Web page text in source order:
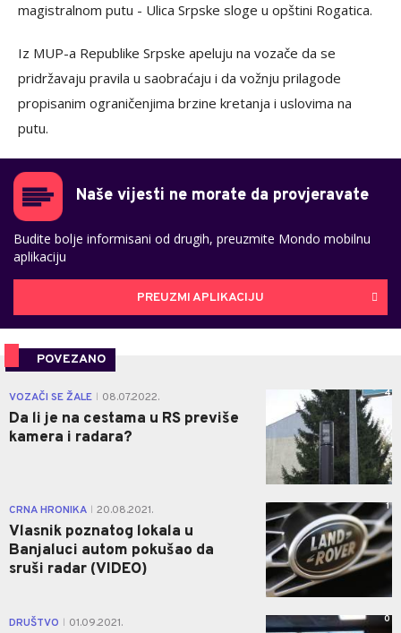
magistralnom putu - Ulica Srpske sloge u opštini Rogatica.
Iz MUP-a Republike Srpske apeluju na vozače da se
pridržavaju pravila u saobraćaju i da vožnju prilagode
propisanim ograničenjima brzine kretanja i uslovima na
putu.
Naše vijesti ne morate da provjeravate
Budite bolje informisani od drugih, preuzmite Mondo mobilnu
aplikaciju
PREUZMI APLIKACIJU
POVEZANO
VOZAČI SE ŽALE 08.07.2022.
Da li je na cestama u RS previše
kamera i radara?
4
CRNA HRONIKA 20.08.2021.
Vlasnik poznatog lokala u
Banjaluci autom pokušao da
sruši radar (VIDEO)
1
DRUŠTVO 01.09.2021. 0